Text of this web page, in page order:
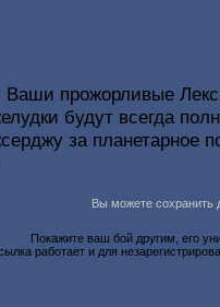
Ваши прожорливые
будут всегда
за планетарное
Вы можете сохранить
Покажите ваш бой другим, его
работает и для